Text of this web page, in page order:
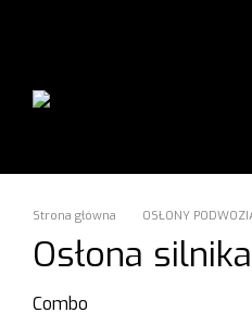
Strona główna OSŁONY
Osłona
Combo